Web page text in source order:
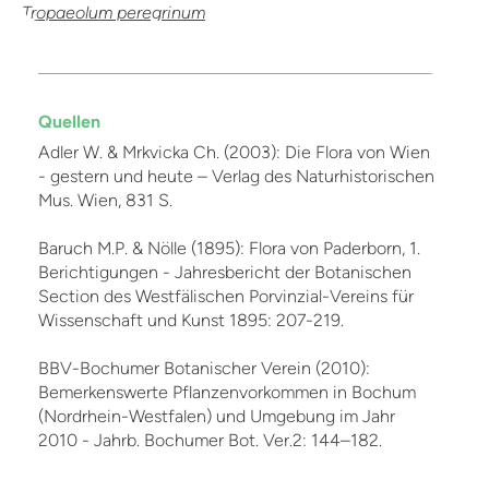
Tropaeolum peregrinum
Quellen
Adler W. & Mrkvicka Ch. (2003): Die Flora von Wien
- gestern und heute – Verlag des Naturhistorischen
Mus. Wien, 831 S.
Baruch M.P. & Nölle (1895): Flora von Paderborn, 1.
Berichtigungen - Jahresbericht der Botanischen
Section des Westfälischen Porvinzial-Vereins für
Wissenschaft und Kunst 1895: 207-219.
BBV-Bochumer Botanischer Verein (2010):
Bemerkenswerte Pflanzenvorkommen in Bochum
(Nordrhein-Westfalen) und Umgebung im Jahr
2010 - Jahrb. Bochumer Bot. Ver.2: 144–182.